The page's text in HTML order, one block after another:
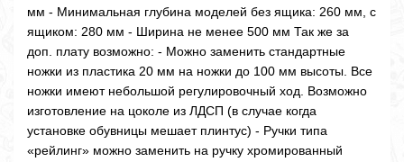
мм - Минимальная глубина моделей без ящика: 260 мм, с
ящиком: 280 мм - Ширина не менее 500 мм Так же за
доп. плату возможно: - Можно заменить стандартные
ножки из пластика 20 мм на ножки до 100 мм высоты. Все
ножки имеют небольшой регулировочный ход. Возможно
изготовление на цоколе из ЛДСП (в случае когда
установке обувницы мешает плинтус) - Ручки типа
«рейлинг» можно заменить на ручку хромированный